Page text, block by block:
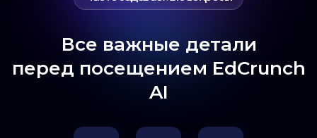
Все важные детали
перед посещением EdCrunch
AI